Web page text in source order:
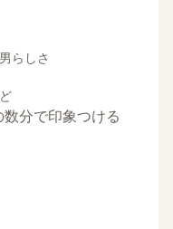
らしさ
分で印象つける